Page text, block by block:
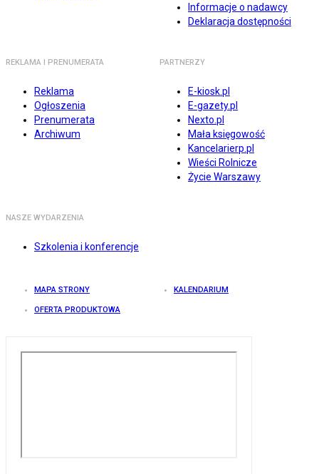
Informacje o nadawcy
Deklaracja dostępności
REKLAMA I PRENUMERATA
Reklama
Ogłoszenia
Prenumerata
Archiwum
PARTNERZY
E-kiosk.pl
E-gazety.pl
Nexto.pl
Mała księgowość
Kancelarierp.pl
Wieści Rolnicze
Życie Warszawy
NASZE WYDARZENIA
Szkolenia i konferencje
MAPA STRONY KALENDARIUM
OFERTA PRODUKTOWA